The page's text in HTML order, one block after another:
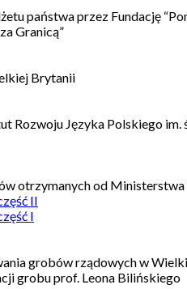
państwa przez Fundację
Granicą”
Brytanii
Rozwoju Języka Polskiego
otrzymanych od
II
I
grobów rządowych w
grobu prof. Leona Bilińskiego